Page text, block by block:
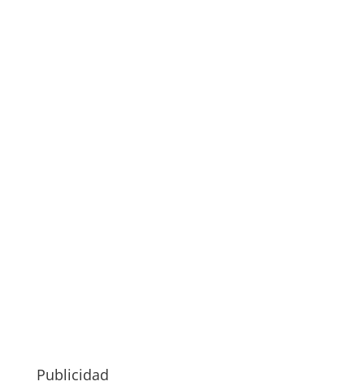
Publicidad